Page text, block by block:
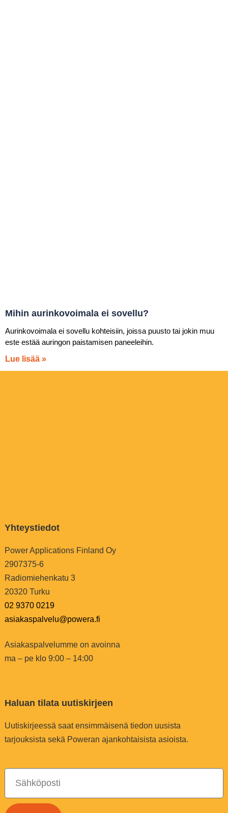
Mihin aurinkovoimala ei sovellu?
Aurinkovoimala ei sovellu kohteisiin, joissa puusto tai jokin muu
este estää auringon paistamisen paneeleihin.
Lue lisää »
Yhteystiedot
Power Applications Finland Oy
2907375-6
Radiomiehenkatu 3
20320 Turku
02 9370 0219
asiakaspalvelu@powera.fi
Asiakaspalvelumme on avoinna
ma – pe klo 9:00 – 14:00
Haluan tilata uutiskirjeen
Uutiskirjeessä saat ensimmäisenä tiedon uusista
tarjouksista sekä Poweran ajankohtaisista asioista.